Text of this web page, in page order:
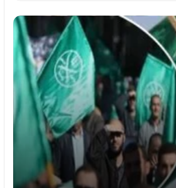
النيابة الفرنسية لمكافحة الإرهاب تفتح
تحقيقا فى تهديدات جماعة انفصالية
بكورسيكا
الصحف العالمية: صدام ترامب وهيجسيث
بسبب الذخائر.. وقلق بالكونجرس من
شراكة أقوى مع إسرائيل..
وزير الصحة يُكرم فرق التمريض بعيادات
مدينة نصر ومدير عيادة التأمين الصحي
بالفرع ويوجه بصرف مكافآت مالية تليق
بدورهن البطولي
لبنان: إصابة 8 أشحاص فى غارة إسرائيلية
على بلدة برج الشمالي